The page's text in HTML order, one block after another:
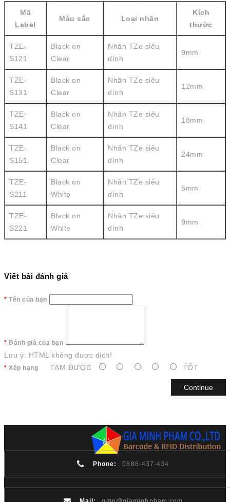
Mã
Label
Màu sắc Loại nhãn
Kích
thước
TZE-
S121
Black on
Clear
Nhãn TZe siêu
dính
9mm
TZE-
S131
Black on
Clear
Nhãn TZe siêu
dính
12mm
TZE-
S141
Black on
Clear
Nhãn TZe siêu
dính
18mm
TZE-
S151
Black on
Clear
Nhãn TZe siêu
dính
24mm
TZE-
S211
Black on
White
Nhãn TZe siêu
dính
6mm
TZE-
S221
Black on
White
Nhãn TZe siêu
dính
9mm
Viết bài đánh giá
Tên của bạn
Đánh giá của bạn
Lưu ý: HTML không được dịch!
Xếp hạng TẠM ĐƯỢC TỐT
Continue
Phone: 0888-437-434